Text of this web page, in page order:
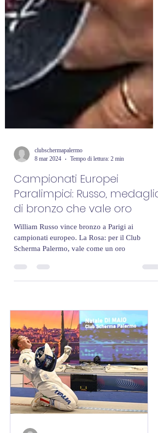
clubschermapalermo
8 mar 2024
Tempo di lettura: 2 min
Campionati Europei
Paralimpici: Russo, medaglia
di bronzo che vale oro
William Russo vince bronzo a Parigi ai
campionati europeo. La Rosa: per il Club